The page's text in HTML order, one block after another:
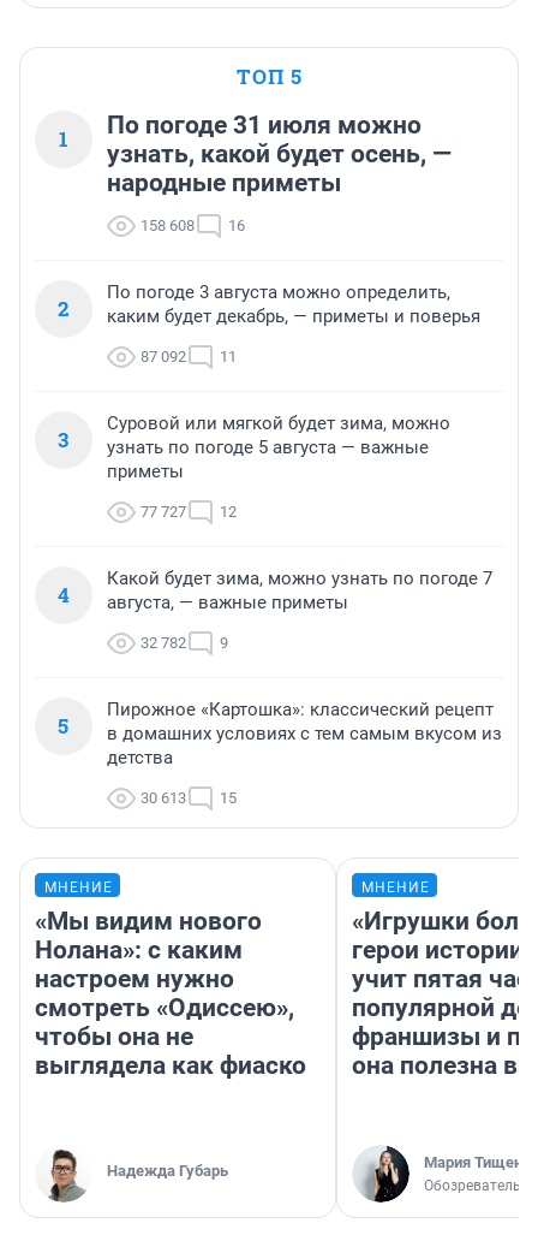
ТОП 5
1
По погоде 31 июля можно
узнать, какой будет осень, —
народные приметы
158 608 16
2
По погоде 3 августа можно определить,
каким будет декабрь, — приметы и поверья
87 092 11
3
Суровой или мягкой будет зима, можно
узнать по погоде 5 августа — важные
приметы
77 727 12
4
Какой будет зима, можно узнать по погоде 7
августа, — важные приметы
32 782 9
5
Пирожное «Картошка»: классический рецепт
в домашних условиях с тем самым вкусом из
детства
30 613 15
МНЕНИЕ
«Мы видим нового
Нолана»: с каким
настроем нужно
смотреть «Одиссею»,
чтобы она не
выглядела как фиаско
Надежда Губарь
МНЕНИЕ
«Игрушки
герои
учит пятая
популярной
франшизы и
она полезна
Мария Тищенко
Обозреватель